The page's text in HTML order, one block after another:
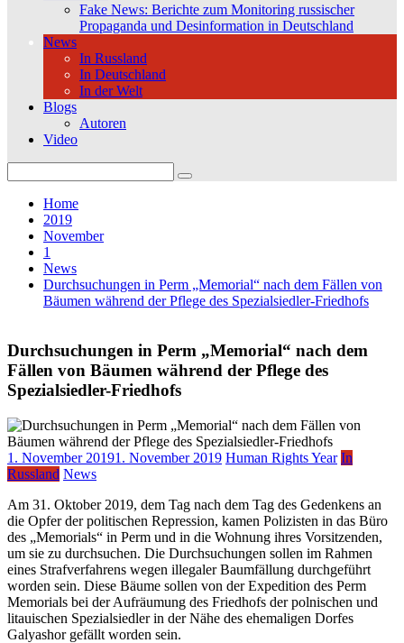
Fake News: Berichte zum Monitoring russischer
Propaganda und Desinformation in Deutschland
News
In Russland
In Deutschland
In der Welt
Blogs
Autoren
Video
for:
Home
2019
November
1
News
Durchsuchungen in Perm „Memorial“ nach dem Fällen von
Bäumen während der Pflege des Spezialsiedler-Friedhofs
Durchsuchungen in Perm „Memorial“ nach dem
Fällen von Bäumen während der Pflege des
Spezialsiedler-Friedhofs
1. November 20191. November 2019 Human Rights Year In
Russland News
Am 31. Oktober 2019, dem Tag nach dem Tag des Gedenkens an
die Opfer der politischen Repression, kamen Polizisten in das Büro
des „Memorials“ in Perm und in die Wohnung ihres Vorsitzenden,
um sie zu durchsuchen. Die Durchsuchungen sollen im Rahmen
eines Strafverfahrens wegen illegaler Baumfällung durchgeführt
worden sein. Diese Bäume sollen von der Expedition des Perm
Memorials bei der Aufräumung des Friedhofs der polnischen und
litauischen Spezialsiedler in der Nähe des ehemaligen Dorfes
Galyashor gefällt worden sein.